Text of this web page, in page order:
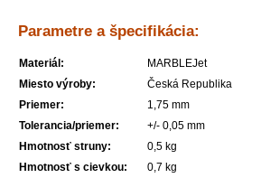
Parametre a špecifikácia:
Materiál:
MARBLEJet
Miesto výroby:
Česká Republika
Priemer:
1,75 mm
Tolerancia/priemer:
+/- 0,05 mm
Hmotnosť struny:
0,5 kg
Hmotnosť s cievkou:
0,7 kg